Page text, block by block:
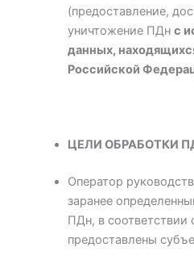
(предоставление,
уничтожение ПДн с
данных,
Российской
ЦЕЛИ ОБРАБОТКИ
Оператор
заранее
ПДн, в
предоставлены